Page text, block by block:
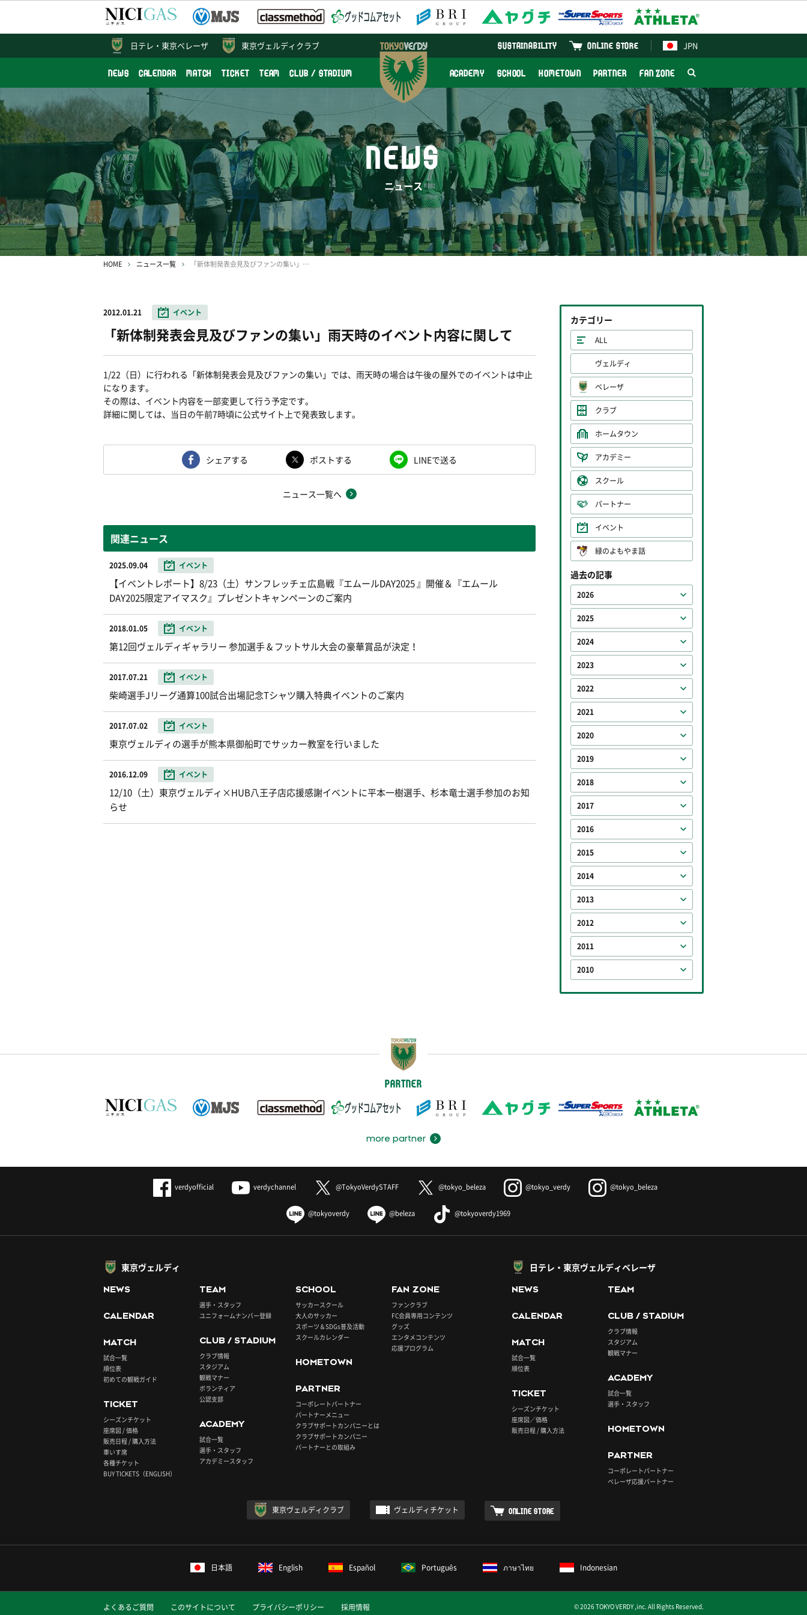
東京ヴェルディクラブ JPN
ONLINE STORE
SUSTAINABILITY
NEWS CALENDAR MATCH TICKET TEAM CLUB / STADIUM ACADEMY SCHOOL HOMETOWN PARTNER FAN ZONE
日テレ・ 東京ベレーザ
NEWS
ニュース
HOME ニュース一覧 「新体制発表会見及びファンの集い」雨天時のイベント内容に関して
2012.01.21 イベント
「新体制発表会見及びファンの集い」雨天時のイベント内容に関して
1/22（日）に行われる「新体制発表会見及びファンの集い」では、雨天時の場合は午後の屋外でのイベントは中止
になります。
その際は、イベント内容を一部変更して行う予定です。
詳細に関しては、当日の午前7時頃に公式サイト上で発表致します。
シェアする ポストする LINEで送る
ニュース一覧へ
関連ニュース
2025.09.04 イベント
【イベントレポート】8/23（土）サンフレッチェ広島戦『エムールDAY2025 』開催＆『エムール
DAY2025限定アイマスク』プレゼントキャンペーンのご案内
2018.01.05 イベント
第12回ヴェルディギャラリー 参加選手 & フットサル大会の豪華賞品が決定！
2017.07.21 イベント
柴崎選手Jリーグ通算100試合出場記念Tシャツ購入特典イベントのご案内
2017.07.02 イベント
東京ヴェルディの選手が熊本県御船町でサッカー教室を行いました
2016.12.09 イベント
12/10（土）東京ヴェルディ×HUB八王子店応援感謝イベントに平本一樹選手、杉本竜士選手参加のお知
らせ
カテゴリー
ALL
ヴェルディ
ベレーザ
クラブ
ホームタウン
アカデミー
スクール
パートナー
イベント
緑のよもやま話
過去の記事
2026
2025
2024
2023
2022
2021
2020
2019
2018
2017
2016
2015
2014
2013
2012
2011
2010
PARTNER
more partner
verdyofficial verdychannel @TokyoVerdySTAFF @tokyo_beleza @tokyo_verdy @tokyo_beleza
@tokyoverdy @beleza @tokyoverdy1969
東京ヴェルディ
NEWS
CALENDAR
MATCH
試合一覧
順位表
初めての観戦ガイド
TICKET
シーズンチケット
座席図 / 価格
販売日程 / 購入方法
車いす席
各種チケット
BUY TICKETS（ENGLISH）
TEAM
選手・スタッフ
ユニフォームナンバー登録
CLUB / STADIUM
クラブ情報
スタジアム
観戦マナー
ボランティア
公認支部
ACADEMY
試合一覧
選手・スタッフ
アカデミースタッフ
SCHOOL
サッカースクール
大人のサッカー
スポーツ＆SDGs普及活動
スクールカレンダー
HOMETOWN
PARTNER
コーポレートパートナー
パートナーメニュー
クラブサポートカンパニーとは
クラブサポートカンパニー
パートナーとの取組み
FAN ZONE
ファンクラブ
FC会員専用コンテンツ
グッズ
エンタメコンテンツ
応援プログラム
日テレ・東京ヴェルディベレーザ
NEWS
CALENDAR
MATCH
試合一覧
順位表
TICKET
シーズンチケット
座席図／価格
販売日程 / 購入方法
TEAM
CLUB / STADIUM
クラブ情報
スタジアム
観戦マナー
ACADEMY
試合一覧
選手・スタッフ
HOMETOWN
PARTNER
コーポレートパートナー
ベレーザ応援パートナー
東京ヴェルディクラブ ヴェルディチケット ONLINE STORE
日本語 English Español Português ภาษาไทย Indonesian
よくあるご質問 このサイトについて プライバシーポリシー 採用情報 © 2026 TOKYO VERDY ,inc. All Rights Reserved.